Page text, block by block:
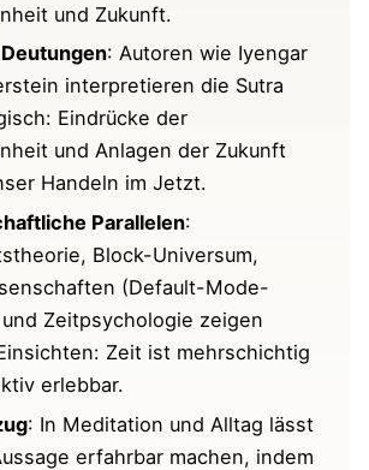
Perspektive (YS 4.12)
zu Sutra IV-12
Überlegungen
von Vyasa zu Sutra 4.12 (über
Gegenwart und Zukunft) im
und Zukunft.
: Autoren wie Iyengar
interpretieren die Sutra
Eindrücke der
und Anlagen der Zukunft
Handeln im Jetzt.
Parallelen:
Block-Universum,
(Default-Mode-
Zeitpsychologie zeigen
Zeit ist mehrschichtig
erlebbar.
: In Meditation und Alltag lässt
erfahrbar machen, indem